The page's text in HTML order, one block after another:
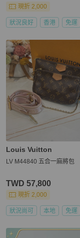
現折 2,000
狀況良好 香港 免運
Louis Vuitton
LV M44840 五合一麻將包
TWD 57,800
現折 2,000
狀況尚可 本地 免運